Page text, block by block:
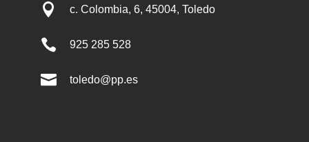
 c. Colombia, 6, 45004, Toledo
 925 285 528
 toledo@pp.es